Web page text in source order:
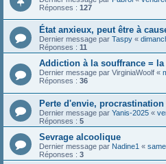
Réponses : 127
État anxieux, peut être à
Dernier message par Taspy «
Réponses : 11
Addiction à la souffrance =
Dernier message par VirginiaWoolf «
Réponses : 36
Perte d'envie,
Dernier message par Yanis-2025 «
Réponses : 5
Sevrage alcoolique
Dernier message par Nadine1 «
Réponses : 3